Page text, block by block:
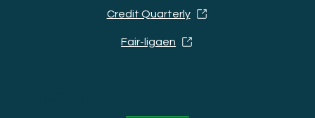
Credit Quarterly
Fair-ligaen